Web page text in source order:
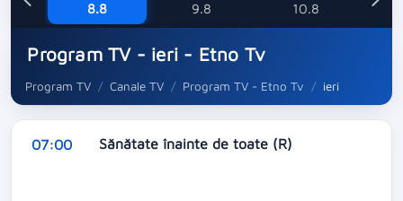
8.8
9.8
10.8
Program TV - ieri - Etno Tv
Program TV Canale TV Program TV - Etno Tv ieri
07:00 Sănătate înainte de toate (R)